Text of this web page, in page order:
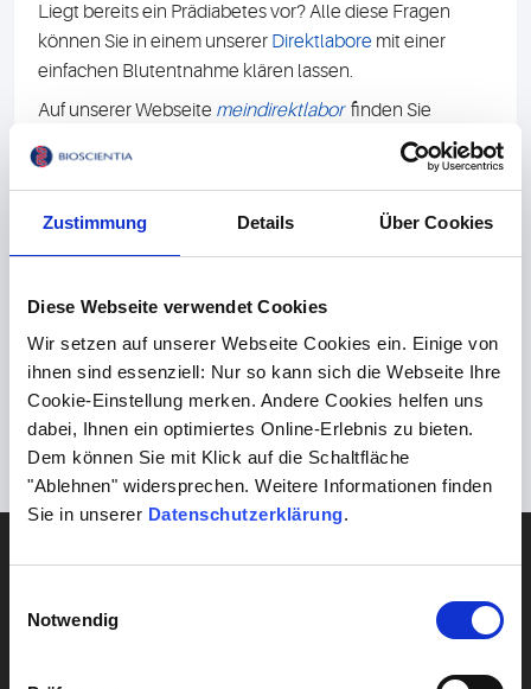
Zustimmung Details Über Cookies
Diese Webseite verwendet Cookies
Wir setzen auf unserer Webseite Cookies ein. Einige von
ihnen sind essenziell: Nur so kann sich die Webseite Ihre
Cookie-Einstellung merken. Andere Cookies helfen uns
dabei, Ihnen ein optimiertes Online-Erlebnis zu bieten.
Dem können Sie mit Klick auf die Schaltfläche
"Ablehnen" widersprechen. Weitere Informationen finden
Sie in unserer Datenschutzerklärung.
Notwendig
Liegt bereits ein Prädiabetes vor? Alle diese Fragen
können Sie in einem unserer Direktlabore mit einer
einfachen Blutentnahme klären lassen.
Auf unserer Webseite meindirektlabor finden Sie
außerdem Informationen über
„Die häufigsten Gründe
für Übergewicht“
„Stoffwechselerkrankungen, die zu
durch Übergewicht“
Zurück
Leiden Sie an einer Nierenschwäche? Nein? Wie
können Sie das wissen?
Weiter
Der Frühling kommt – die Allergiesaison ist schon da
Blut
Gehirn & Nerven